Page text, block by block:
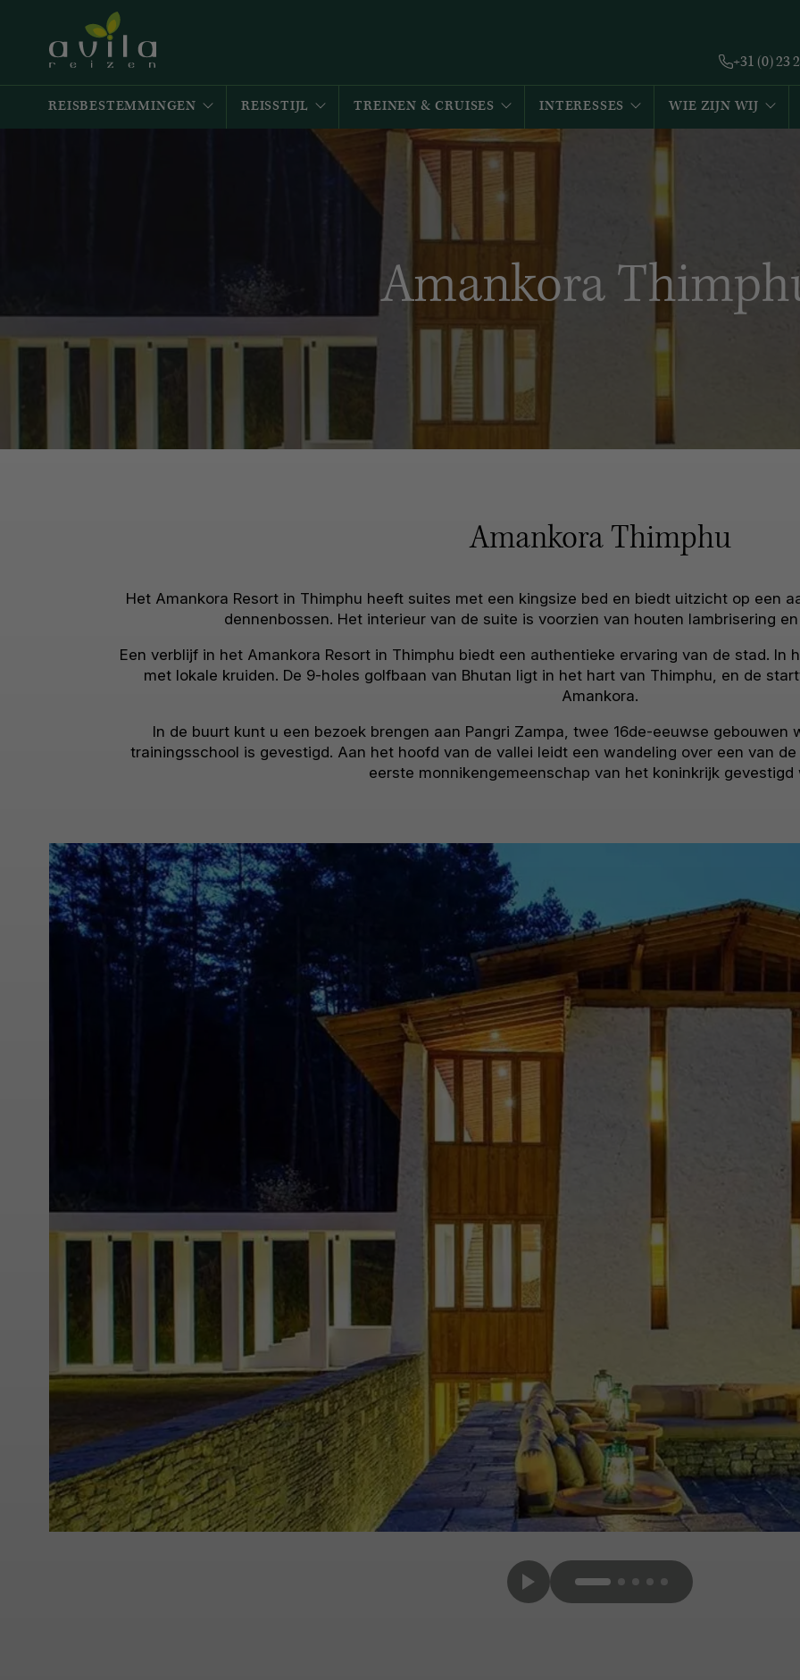
+31 (0) 23
REISBESTEMMINGEN REISSTIJL TREINEN & CRUISES INTERESSES WIE ZIJN WIJ
Amankora
Amankora Thimphu
Het Amankora Resort in Thimphu heeft suites met een kingsize bed en biedt uitzicht op een
dennenbossen. Het interieur van de suite is voorzien van houten lambrisering
Een verblijf in het Amankora Resort in Thimphu biedt een authentieke ervaring van de stad. In
met lokale kruiden. De 9-holes golfbaan van Bhutan ligt in het hart van Thimphu, en de
Amankora.
In de buurt kunt u een bezoek brengen aan Pangri Zampa, twee 16de-eeuwse gebouwen
trainingsschool is gevestigd. Aan het hoofd van de vallei leidt een wandeling over een van
eerste monnikengemeenschap van het koninkrijk gevestigd